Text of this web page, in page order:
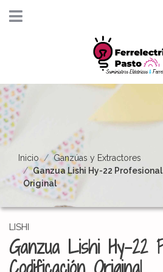
Inicio
Ganzúas y Extractores
Ganzua Lishi Hy-22
Original
LISHI
Ganzua Lishi Hy-22